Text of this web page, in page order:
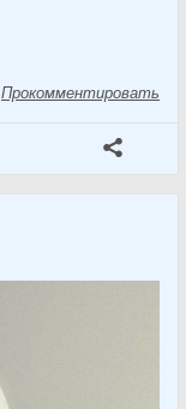
Прокомментировать